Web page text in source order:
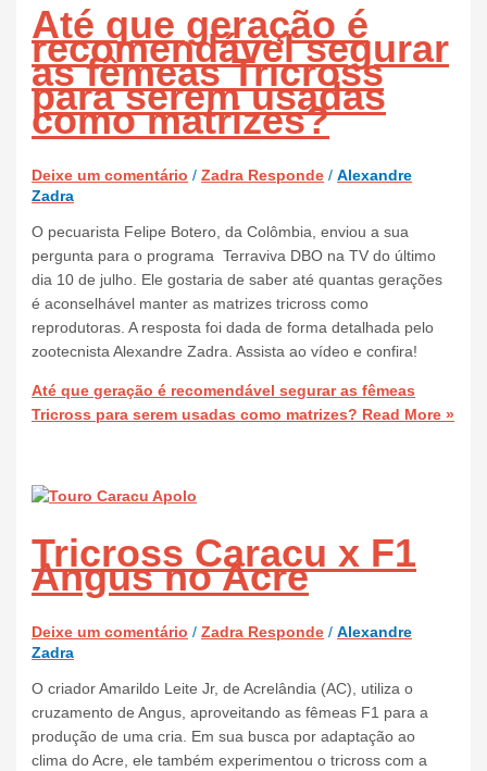
Até que geração é
recomendável segurar
as fêmeas Tricross
para serem usadas
como matrizes?
Deixe um comentário /Zadra Responde /Alexandre
Zadra
O pecuarista Felipe Botero, da Colômbia, enviou a sua
pergunta para o programa Terraviva DBO na TV do último
dia 10 de julho. Ele gostaria de saber até quantas gerações
é aconselhável manter as matrizes tricross como
reprodutoras. A resposta foi dada de forma detalhada pelo
zootecnista Alexandre Zadra. Assista ao vídeo e confira!
Até que geração é recomendável segurar as fêmeas
Tricross para serem usadas como matrizes? Read More »
Tricross Caracu x F1
Angus no Acre
Deixe um comentário /Zadra Responde /Alexandre
Zadra
O criador Amarildo Leite Jr, de Acrelândia (AC), utiliza o
cruzamento de Angus, aproveitando as fêmeas F1 para a
produção de uma cria. Em sua busca por adaptação ao
clima do Acre, ele também experimentou o tricross com a